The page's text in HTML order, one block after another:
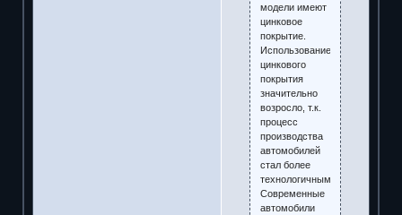
модели имеют
цинковое
покрытие.
Использование
цинкового
покрытия
значительно
возросло, т.к.
процесс
производства
автомобилей
стал более
технологичным.
Современные
автомобили